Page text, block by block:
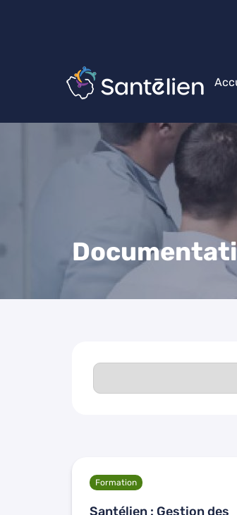
Formation
Santélien : Gestion des